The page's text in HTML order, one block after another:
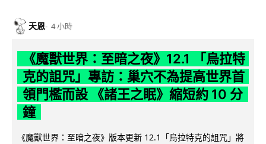
天恩 4 小時
《魔獸世界：至暗之夜》12.1 「烏拉特
克的詛咒」專訪：巢穴不為提高世界首
領門檻而設 《諸王之眠》縮短約 10 分
鐘
《魔獸世界：至暗之夜》版本更新 12.1「烏拉特克的詛咒」將